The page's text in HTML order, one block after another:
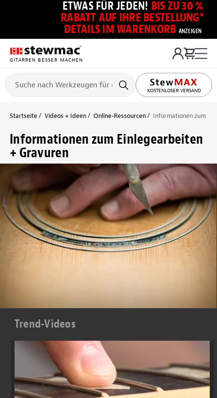
ETWAS FÜR JEDEN! BIS ZU 30 %
RABATT AUF IHRE BESTELLUNG*
DETAILS IM WARENKORB ANZEIGEN
GITARREN BESSER MACHEN
KOSTENLOSER VERSAND
Startseite Videos + Ideen Online-Ressourcen Informationen zum
Informationen zum Einlegearbeiten
+ Gravuren
Trend-Videos